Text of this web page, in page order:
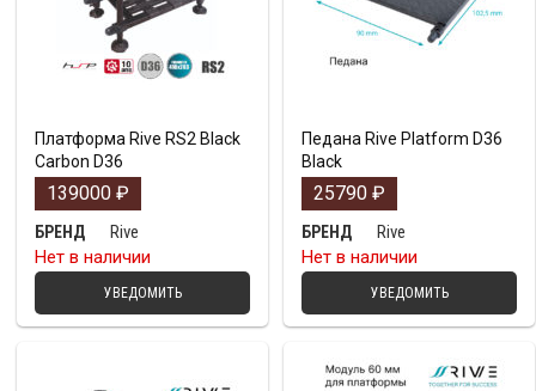
Платформа Rive RS2 Black
Carbon D36
139000 ₽
БРЕНД
Rive
Нет в наличии
УВЕДОМИТЬ
Педана Rive Platform D36
Black
25790 ₽
БРЕНД
Rive
Нет в наличии
УВЕДОМИТЬ